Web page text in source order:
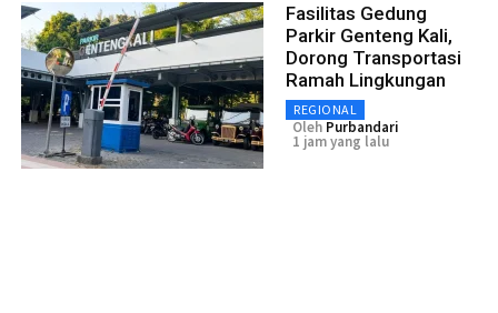
Fasilitas Gedung
Parkir Genteng Kali,
Dorong Transportasi
Ramah Lingkungan
REGIONAL
Oleh Purbandari
1 jam yang lalu